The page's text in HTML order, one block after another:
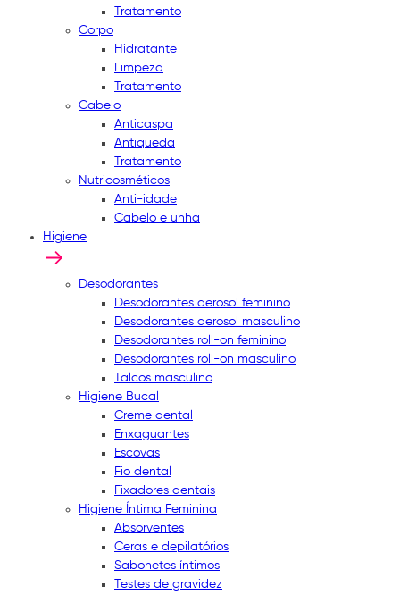
Tratamento
Corpo
Hidratante
Limpeza
Tratamento
Cabelo
Anticaspa
Antiqueda
Tratamento
Nutricosméticos
Anti-idade
Cabelo e unha
Higiene
Desodorantes
Desodorantes aerosol feminino
Desodorantes aerosol masculino
Desodorantes roll-on feminino
Desodorantes roll-on masculino
Talcos masculino
Higiene Bucal
Creme dental
Enxaguantes
Escovas
Fio dental
Fixadores dentais
Higiene Íntima Feminina
Absorventes
Ceras e depilatórios
Sabonetes íntimos
Testes de gravidez